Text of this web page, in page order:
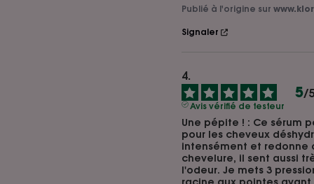
Publié à l'origine sur
Signaler
5/5
Avis vérifié de testeur
Une pépite ! : Ce sérum
pour les cheveux
intensément et redonne
chevelure, il sent aussi
l'odeur. Je mets 3